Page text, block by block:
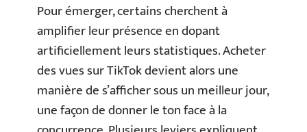
Pour émerger, certains cherchent à
amplifier leur présence en dopant
artificiellement leurs statistiques. Acheter
des vues sur TikTok devient alors une
manière de s’afficher sous un meilleur jour,
une façon de donner le ton face à la